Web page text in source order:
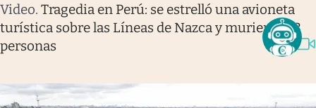
Video. Tragedia en Perú: se estrelló una avioneta
turística sobre las Líneas de Nazca y murieron 13
personas